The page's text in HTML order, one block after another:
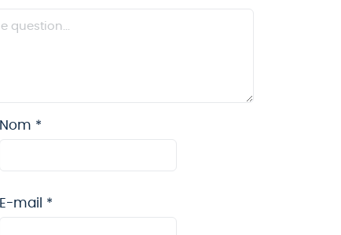
Nom *
E-mail *